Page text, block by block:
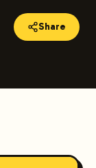
Share